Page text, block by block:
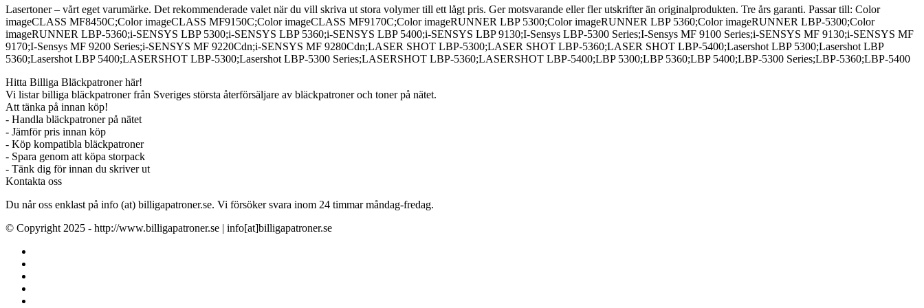
Lasertoner – vårt eget varumärke. Det rekommenderade valet när du vill skriva ut stora volymer till ett lågt pris. Ger motsvarande eller fler utskrifter än originalprodukten. Tre års garanti. Passar till: Color
imageCLASS MF8450C;Color imageCLASS MF9150C;Color imageCLASS MF9170C;Color imageRUNNER LBP 5300;Color imageRUNNER LBP 5360;Color imageRUNNER LBP-5300;Color
imageRUNNER LBP-5360;i-SENSYS LBP 5300;i-SENSYS LBP 5360;i-SENSYS LBP 5400;i-SENSYS LBP 9130;I-Sensys LBP-5300 Series;I-Sensys MF 9100 Series;i-SENSYS MF 9130;i-SENSYS MF
9170;I-Sensys MF 9200 Series;i-SENSYS MF 9220Cdn;i-SENSYS MF 9280Cdn;LASER SHOT LBP-5300;LASER SHOT LBP-5360;LASER SHOT LBP-5400;Lasershot LBP 5300;Lasershot LBP
5360;Lasershot LBP 5400;LASERSHOT LBP-5300;Lasershot LBP-5300 Series;LASERSHOT LBP-5360;LASERSHOT LBP-5400;LBP 5300;LBP 5360;LBP 5400;LBP-5300 Series;LBP-5360;LBP-5400
Hitta Billiga Bläckpatroner här!
Vi listar billiga bläckpatroner från Sveriges största återförsäljare av bläckpatroner och toner på nätet.
Att tänka på innan köp!
- Handla bläckpatroner på nätet
- Jämför pris innan köp
- Köp kompatibla bläckpatroner
- Spara genom att köpa storpack
- Tänk dig för innan du skriver ut
Kontakta oss
Du når oss enklast på info (at) billigapatroner.se. Vi försöker svara inom 24 timmar måndag-fredag.
© Copyright 2025 - http://www.billigapatroner.se | info[at]billigapatroner.se